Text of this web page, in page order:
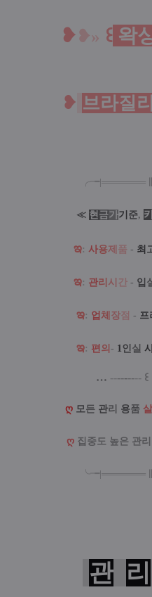
❥ ❥» ꒰ 왁
❥ 브라질
╭╼|═══════
≪ 현 금가기 준,
ఇ: 사용제 품 - 최
ఇ: 관리 시 간 - 입
ఇ: 업 체 장점 - 프
ఇ: 편 의 - 1인실
… --------- ꒰
ღ 모든 관리 용품 살
ღ 집중도 높은 관
╰╼|═══════
관 리